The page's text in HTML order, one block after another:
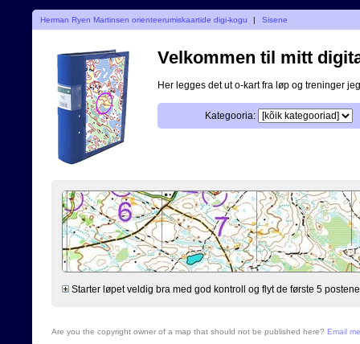
Herman Ryen Martinsen orienteerumiskaartide digi-kogu | Sisene
Velkommen til mitt
Her legges det ut o-kart fra løp og treninger
Kategooria:
Starter løpet veldig bra med god kontroll og flyt de første 5
Are you the copyright owner of a map that should not be published here? Email me